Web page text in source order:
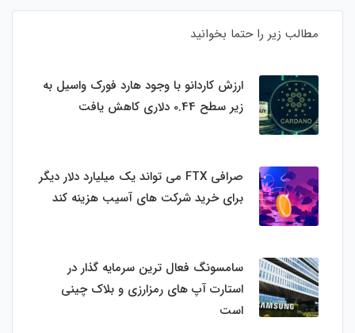
مطالب زیر را حتما بخوانید
ارزش کاردانو با وجود هارد فورک واسیل به
زیر سطح 0.44 دلاری کاهش یافت
صرافی FTX می تواند یک میلیارد دلار دیگر
برای خرید شرکت های آسیب هزینه کند
سامسونگ فعال‌ ترین سرمایه‌ گذار در
استارت‌ آپ‌ های رمزارزی و بلاک چینی
است